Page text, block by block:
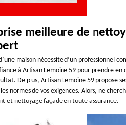
meilleure de
maison nécessite d’un professionnel
à Artisan Lemoine 59 pour prendre
De plus, Artisan Lemoine 59 propose
normes de vos exigences. Alors, ne
et nettoyage façade en toute assurance.